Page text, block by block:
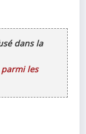
dans la
les